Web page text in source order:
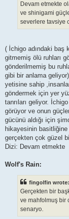
Devam etmekte
ve shinigami
severlere tavsiye
( İchigo adındaki baş
gitmemiş ölü ruhları
gönderilmemiş bu
gibi bir anlama
yetisine sahip
göndermek için yer
tanrıları geliyor.
görüyor ve onun
gücünü aldığı için
hikayesinin
gerçekten çok güzel
Dizi: Devam etmekte
Wolf's Rain:
fingolfin wrote:
Gerçekten bir
ve mahfolmuş bir
senaryo.